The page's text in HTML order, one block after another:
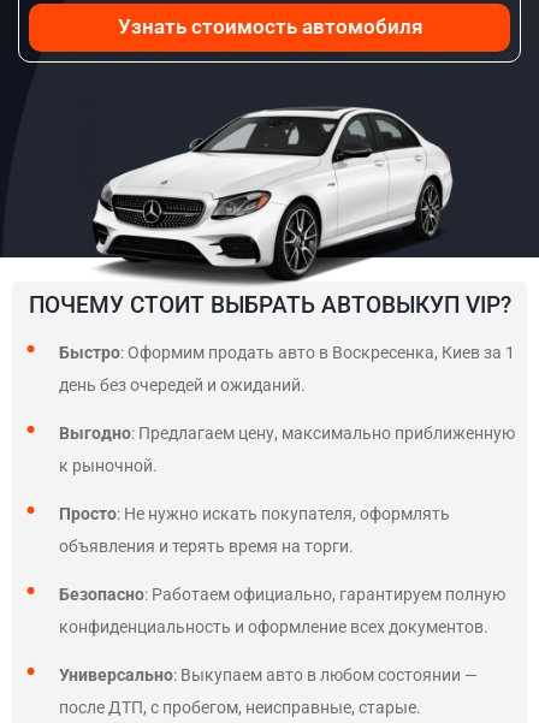
Узнать стоимость автомобиля
ПОЧЕМУ СТОИТ ВЫБРАТЬ АВТОВЫКУП VIP?
Быстро: Оформим продать авто в Воскресенка, Киев за 1
день без очередей и ожиданий.
Выгодно: Предлагаем цену, максимально приближенную
к рыночной.
Просто: Не нужно искать покупателя, оформлять
объявления и терять время на торги.
Безопасно: Работаем официально, гарантируем полную
конфиденциальность и оформление всех документов.
Универсально: Выкупаем авто в любом состоянии —
после ДТП, с пробегом, неисправные, старые.